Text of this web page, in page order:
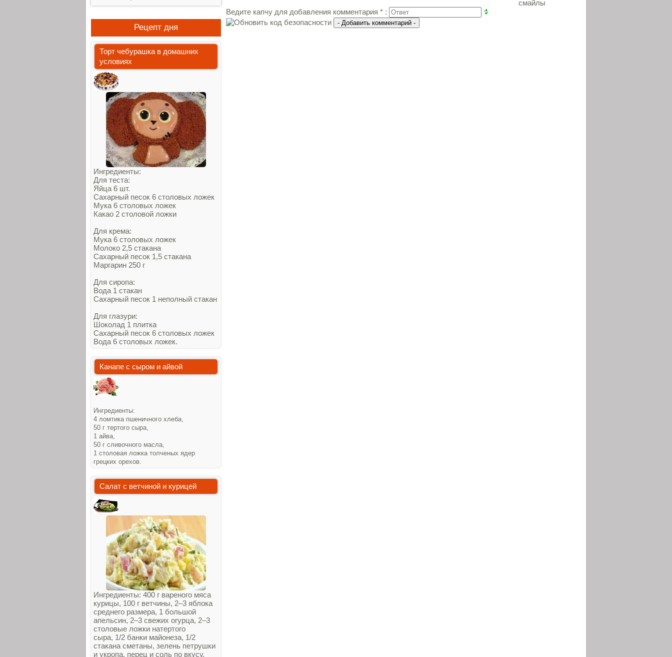
смайлы
Ведите капчу для добавления комментария * :
Рецепт дня
Торт чебурашка в домашних
условиях
Ингредиенты:
Для теста:
Яйца 6 шт.
Сахарный песок 6 столовых ложек
Мука 6 столовых ложек
Какао 2 столовой ложки
Для крема:
Мука 6 столовых ложек
Молоко 2,5 стакана
Сахарный песок 1,5 стакана
Маргарин 250 г
Для сиропа:
Вода 1 стакан
Сахарный песок 1 неполный стакан
Для глазури:
Шоколад 1 плитка
Сахарный песок 6 столовых ложек
Вода 6 столовых ложек.
Канапе с сыром и айвой
Ингредиенты:
4 ломтика пшеничного хлеба,
50 г тертого сыра,
1 айва,
50 г сливочного масла,
1 столовая ложка толченых ядер
грецких орехов.
Салат с ветчиной и курицей
Ингредиенты: 400 г вареного мяса
курицы, 100 г ветчины, 2–3 яблока
среднего размера, 1 большой
апельсин, 2–3 свежих огурца, 2–3
столовые ложки натертого
сыра, 1/2 банки майонеза, 1/2
стакана сметаны, зелень петрушки
и укропа, перец и соль по вкусу.